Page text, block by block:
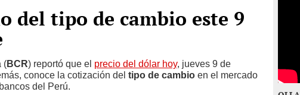
del tipo de cambio este 9
(BCR) reportó que el precio del dólar hoy, jueves 9 de
conoce la cotización del tipo de cambio en el mercado
del Perú.